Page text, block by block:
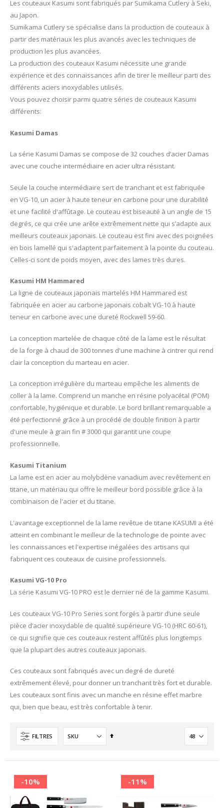
Les couteaux Kasumi sont fabriqués par Sumikama Cutlery à Seki,
au Japon.
Sumikama Cutlery se spécialise dans la production de couteaux à
partir des matériaux les plus avancés avec les techniques de
production les plus avancées.
La production des couteaux Kasumi nécessite une grande
expérience et des connaissances afin de tirer le meilleur parti des
différents aciers inoxydables utilisés.
Vous pouvez choisir parmi quatre séries de couteaux Kasumi
différents:
Kasumi Damas
La série Kasumi Damas se compose de 32 couches d’acier Damas
avec une couche intermédiaire en acier ultra résistant.
Seule la couche intermédiaire sert de tranchant et est fabriquée
en VG-10, un acier à haute teneur en carbone pour une durabilité
et une facilité d'affûtage. Le couteau est biseauté à un angle de 15
degrés, ce qui crée une arête extrêmement nette qui s’adapte aux
meilleurs couteaux japonais. Le couteau est fini avec des poignées
en bois lamellé qui s'adaptent parfaitement à la pointe du couteau.
Celles-ci sont de poids moyen, avec des lames très dures.
Kasumi HM Hammared
La ligne de couteaux japonais martelés HM Hammared est
fabriquée en acier au carbone japonais cobalt VG-10 à haute
teneur en carbone avec une dureté Rockwell 59-60.
La conception martelée de chaque côté de la lame est le résultat
de la forge à chaud de 300 tonnes d'une machine à cintrer qui rend
clair la conception du marteau en acier.
La conception irrégulière du marteau empêche les aliments de
coller à la lame. Comprend un manche en résine polyacétal (POM)
confortable, hygiénique et durable. Le bord brillant remarquable a
été perfectionné grâce à un procédé de double finition à partir
d'une meule à grain fin # 3000 qui garantit une coupe
professionnelle.
Kasumi Titanium
La lame est en acier au molybdène vanadium avec revêtement en
titane, un matériau qui offre le meilleur bord possible grâce à la
combinaison de l'acier et du titane.
L'avantage exceptionnel de la lame revêtue de titane KASUMI a été
atteint en combinant le meilleur de la technologie de pointe avec
les connaissances et l'expertise inégalées des artisans qui
fabriquent ces couteaux de cuisine professionnels.
Kasumi VG-10 Pro
La série Kasumi VG-10 PRO est le dernier né de la gamme Kasumi.
Les couteaux VG-10 Pro Series sont forgés à partir d’une seule
pièce d’acier inoxydable de qualité supérieure VG-10 (HRC 60-61),
ce qui signifie que ces couteaux restent affûtés plus longtemps
que la plupart des autres couteaux japonais.
Ces couteaux sont fabriqués avec un degré de dureté
extrêmement élevé, pour donner un tranchant très fort et durable.
Les couteaux sont finis avec un manche en résine effet marbre
qui, bien que beau, est très confortable à tenir.
FILTRES
Ordre
-10% -11%